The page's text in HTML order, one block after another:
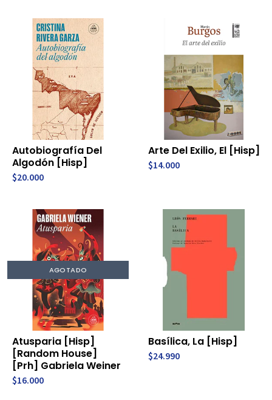
Autobiografía Del
Algodón [Hisp]
$20.000
Arte Del Exilio, El [Hisp]
$14.000
AGOTADO
Atusparia [Hisp]
[Random House]
[Prh] Gabriela Weiner
$16.000
Basílica, La [Hisp]
$24.990